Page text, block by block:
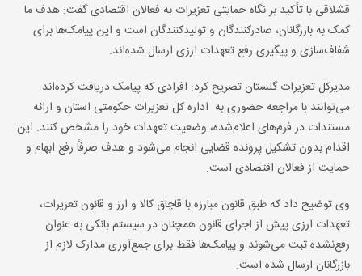
قشلاقی با تأکید بر نگاه حمایتی تعزیرات به فعالان اقتصادی گفت: هدف ما
کمک به بازرگانان، صادرکنندگان و تولیدکنندگان است و این پیامک‌ها برای
شفاف‌سازی و پیگیری رفع تعهدات ارزی ارسال شده‌اند.
مدیرکل تعزیرات گلستان تصریح کرد: افرادی که پیامک دریافت کرده‌اند
می‌توانند با مراجعه حضوری به اداره کل تعزیرات حکومتی استان و ارائه
مستندات در فرم‌های اعلام‌شده، وضعیت تعهدات خود را مشخص کنند. این
اقدام بدون تشکیل پرونده قضایی انجام می‌شود و هدف صرفاً رفع ابهام و
حمایت از فعالان اقتصادی است.
وی توضیح داد که طبق قانون مبارزه با قاچاق کالا و ارز و قانون تعزیرات،
تعهدات ارزی پیش از اجرای قانون همچنان در سیستم بانکی به عنوان
رفع‌نشده ثبت می‌شوند و پیامک‌ها فقط برای جمع‌آوری مدارک لازم از
بازرگانان ارسال شده است.